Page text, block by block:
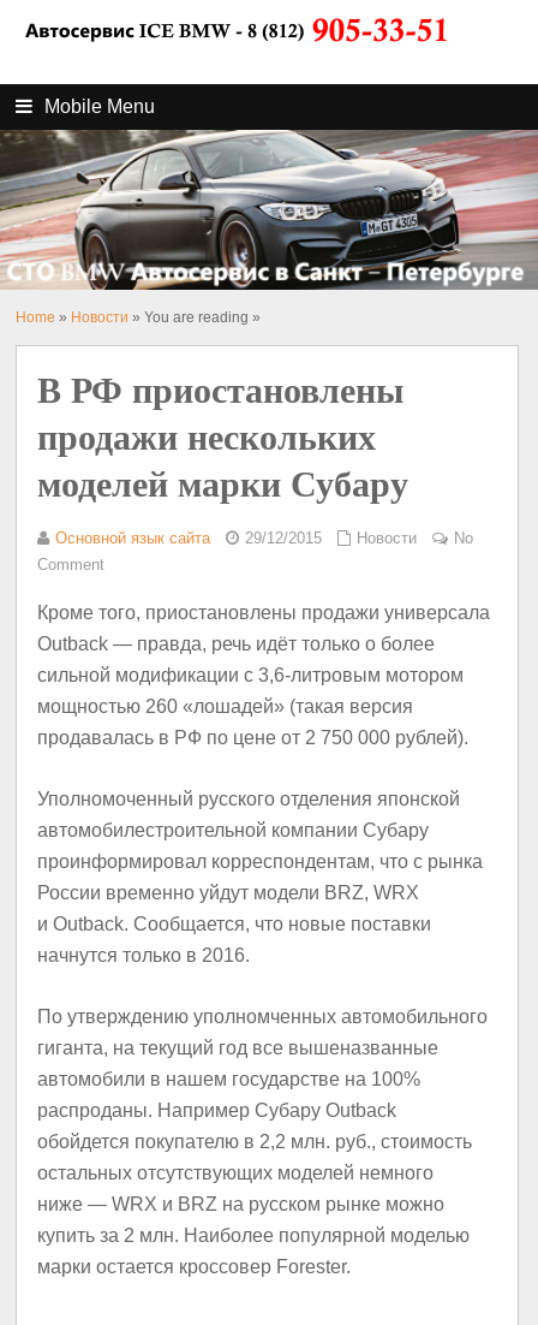
Mobile Menu
Home » Новости » You are reading »
В РФ приостановлены
продажи нескольких
моделей марки Субару
Основной язык сайта 29/12/2015 Новости
No
Comment
Кроме того, приостановлены продажи универсала
Outback — правда, речь идёт только о более
сильной модификации с 3,6-литровым мотором
мощностью 260 «лошадей» (такая версия
продавалась в РФ по цене от 2 750 000 рублей).
Уполномоченный русского отделения японской
автомобилестроительной компании Субару
проинформировал корреспондентам, что с рынка
России временно уйдут модели BRZ, WRX
и Outback. Сообщается, что новые поставки
начнутся только в 2016.
По утверждению уполномченных автомобильного
гиганта, на текущий год все вышеназванные
автомобили в нашем государстве на 100%
распроданы. Например Субару Outback
обойдется покупателю в 2,2 млн. руб., стоимость
остальных отсутствующих моделей немного
ниже — WRX и BRZ на русском рынке можно
купить за 2 млн. Наиболее популярной моделью
марки остается кроссовер Forester.